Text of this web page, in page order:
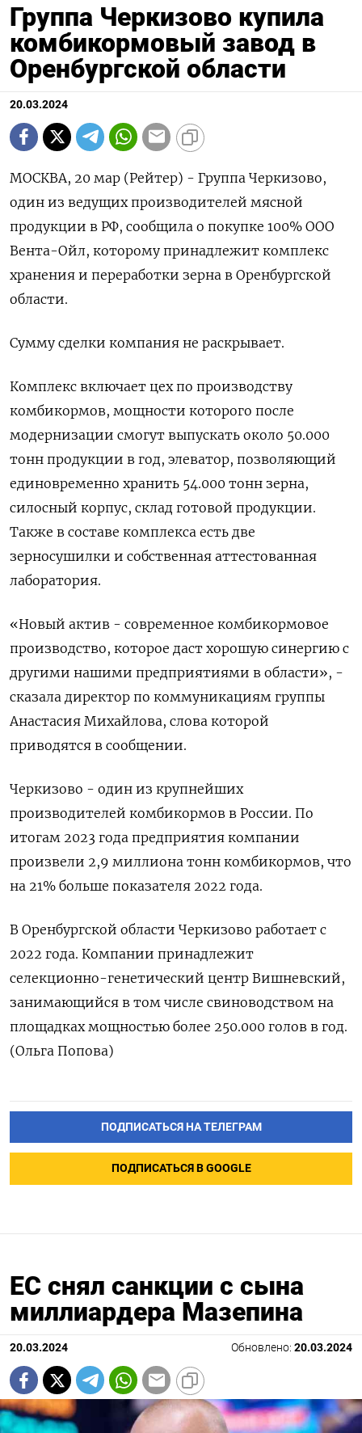
Группа Черкизово купила
комбикормовый завод в
Оренбургской области
20.03.2024
МОСКВА, 20 мар (Рейтер) - Группа Черкизово,
один из ведущих производителей мясной
продукции в РФ, сообщила о покупке 100% ООО
Вента-Ойл, которому принадлежит комплекс
хранения и переработки зерна в Оренбургской
области.
Сумму сделки компания не раскрывает.
Комплекс включает цех по производству
комбикормов, мощности которого после
модернизации смогут выпускать около 50.000
тонн продукции в год, элеватор, позволяющий
единовременно хранить 54.000 тонн зерна,
силосный корпус, склад готовой продукции.
Также в составе комплекса есть две
зерносушилки и собственная аттестованная
лаборатория.
«Новый актив - современное комбикормовое
производство, которое даст хорошую синергию с
другими нашими предприятиями в области», -
сказала директор по коммуникациям группы
Анастасия Михайлова, слова которой
приводятся в сообщении.
Черкизово - один из крупнейших
производителей комбикормов в России. По
итогам 2023 года предприятия компании
произвели 2,9 миллиона тонн комбикормов, что
на 21% больше показателя 2022 года.
В Оренбургской области Черкизово работает с
2022 года. Компании принадлежит
селекционно-генетический центр Вишневский,
занимающийся в том числе свиноводством на
площадках мощностью более 250.000 голов в год.
(Ольга Попова)
ПОДПИСАТЬСЯ НА ТЕЛЕГРАМ
ПОДПИСАТЬСЯ В GOOGLE
ЕС снял санкции с сына
миллиардера Мазепина
20.03.2024 Обновлено: 20.03.2024